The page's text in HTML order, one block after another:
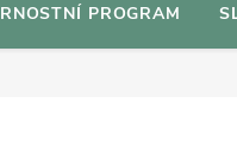
PROGRAM